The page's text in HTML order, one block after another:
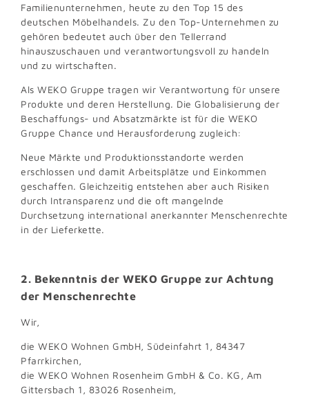
Familienunternehmen, heute zu den Top 15 des
deutschen Möbelhandels. Zu den Top-Unternehmen zu
gehören bedeutet auch über den Tellerrand
hinauszuschauen und verantwortungsvoll zu handeln
und zu wirtschaften.
Als WEKO Gruppe tragen wir Verantwortung für unsere
Produkte und deren Herstellung. Die Globalisierung der
Beschaffungs- und Absatzmärkte ist für die WEKO
Gruppe Chance und Herausforderung zugleich:
Neue Märkte und Produktionsstandorte werden
erschlossen und damit Arbeitsplätze und Einkommen
geschaffen. Gleichzeitig entstehen aber auch Risiken
durch Intransparenz und die oft mangelnde
Durchsetzung international anerkannter Menschenrechte
in der Lieferkette.
2. Bekenntnis der WEKO Gruppe zur Achtung
der Menschenrechte
Wir,
die WEKO Wohnen GmbH, Südeinfahrt 1, 84347
Pfarrkirchen,
die WEKO Wohnen Rosenheim GmbH & Co. KG, Am
Gittersbach 1, 83026 Rosenheim,